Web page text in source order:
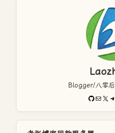
Blogger/八零
GitHub
电子邮件X